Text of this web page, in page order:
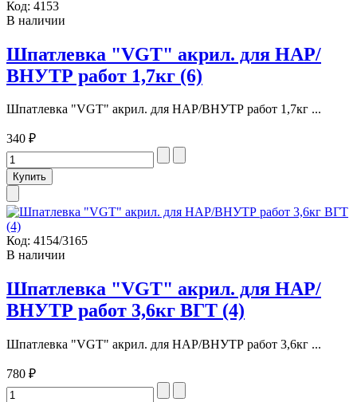
Код: 4153
В наличии
Шпатлевка "VGT" акрил. для НАР/
ВНУТР работ 1,7кг (6)
Шпатлевка "VGT" акрил. для НАР/ВНУТР работ 1,7кг ...
340 ₽
Код: 4154/3165
В наличии
Шпатлевка "VGT" акрил. для НАР/
ВНУТР работ 3,6кг ВГТ (4)
Шпатлевка "VGT" акрил. для НАР/ВНУТР работ 3,6кг ...
780 ₽